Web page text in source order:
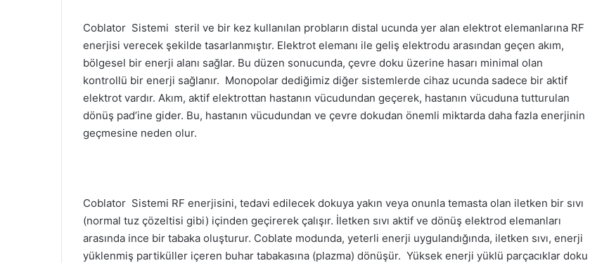
Coblator Sistemi steril ve bir kez kullanılan probların distal ucunda yer alan elektrot elemanlarına RF
enerjisi verecek şekilde tasarlanmıştır. Elektrot elemanı ile geliş elektrodu arasından geçen akım,
bölgesel bir enerji alanı sağlar. Bu düzen sonucunda, çevre doku üzerine hasarı minimal olan
kontrollü bir enerji sağlanır. Monopolar dediğimiz diğer sistemlerde cihaz ucunda sadece bir aktif
elektrot vardır. Akım, aktif elektrottan hastanın vücudundan geçerek, hastanın vücuduna tutturulan
dönüş pad’ine gider. Bu, hastanın vücudundan ve çevre dokudan önemli miktarda daha fazla enerjinin
geçmesine neden olur.
Coblator Sistemi RF enerjisini, tedavi edilecek dokuya yakın veya onunla temasta olan iletken bir sıvı
(normal tuz çözeltisi gibi) içinden geçirerek çalışır. İletken sıvı aktif ve dönüş elektrod elemanları
arasında ince bir tabaka oluşturur. Coblate modunda, yeterli enerji uygulandığında, iletken sıvı, enerji
yüklenmiş partiküller içeren buhar tabakasına (plazma) dönüşür. Yüksek enerji yüklü parçacıklar doku